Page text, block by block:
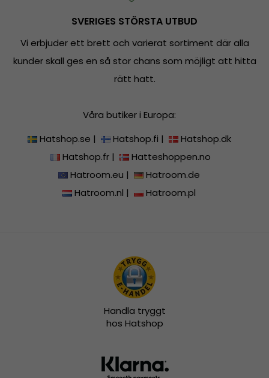
SVERIGES STÖRSTA UTBUD
Vi erbjuder ett brett och varierat sortiment där alla
kunder skall ges en så stor chans som möjligt att hitta
rätt hatt.
Våra butiker i Europa:
Hatshop.se | Hatshop.fi |
Hatshop.dk
Hatshop.fr|
Hatteshoppen.no
Hatroom.eu |
Hatroom.de
Hatroom.nl | Hatroom.pl
Handla tryggt
hos Hatshop